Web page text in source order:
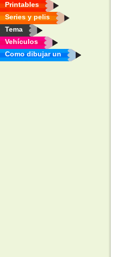
Printables
Series y pelis
Tema
Vehículos
Como dibujar un